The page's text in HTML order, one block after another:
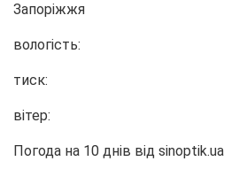
Запоріжжя
вологість:
тиск:
вітер:
Погода на 10 днів від sinoptik.ua